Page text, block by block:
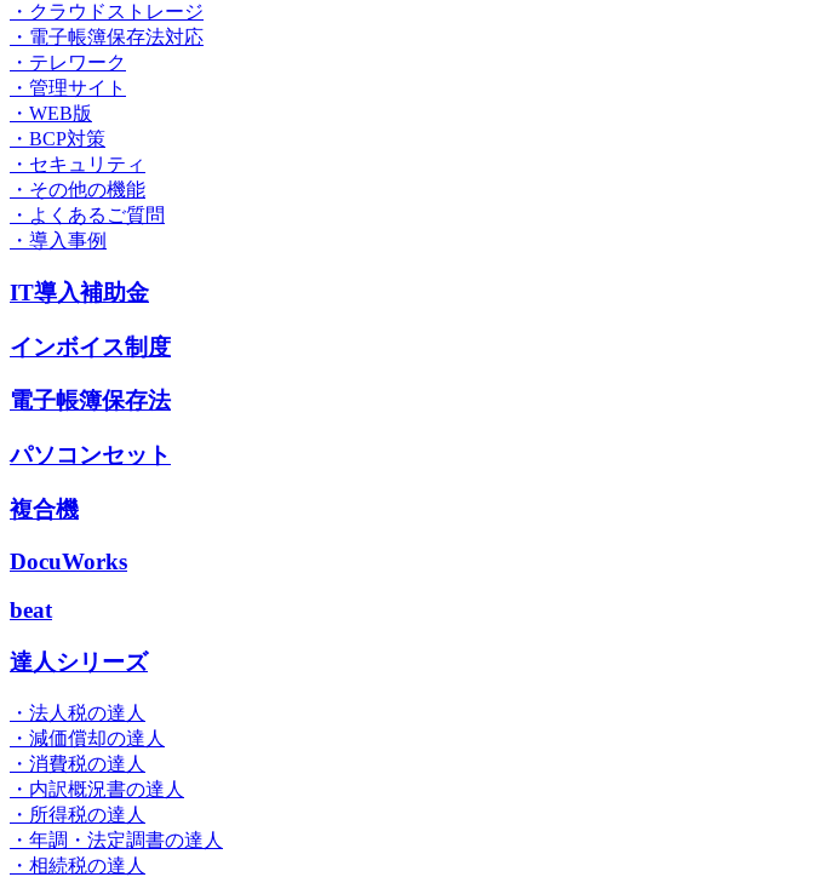
・クラウドストレージ
・電子帳簿保存法対応
・テレワーク
・管理サイト
・WEB版
・BCP対策
・セキュリティ
・その他の機能
・よくあるご質問
・導入事例
IT導入補助金
インボイス制度
電子帳簿保存法
パソコンセット
複合機
DocuWorks
beat
達人シリーズ
・法人税の達人
・減価償却の達人
・消費税の達人
・内訳概況書の達人
・所得税の達人
・年調・法定調書の達人
・相続税の達人